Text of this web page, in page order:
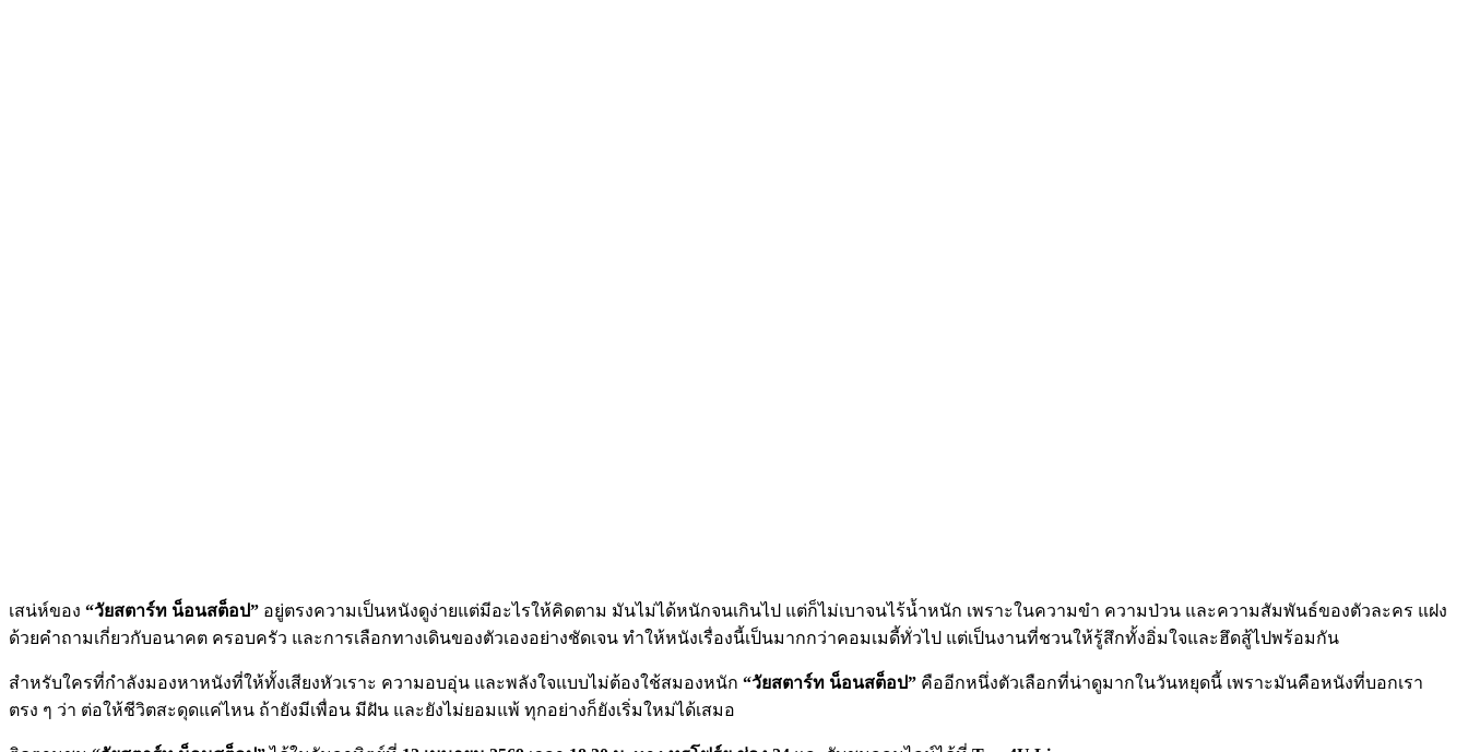
เสน่ห์ของ “วัยสตาร์ท น็อนสต็อป” อยู่ตรงความเป็นหนังดูง่ายแต่มีอะไรให้คิดตาม มันไม่ได้หนักจนเกินไป แต่ก็ไม่เบาจนไร้น้ำหนัก เพราะในความขำ ความป่วน และความสัมพันธ์ของตัวละคร แฝง
ด้วยคำถามเกี่ยวกับอนาคต ครอบครัว และการเลือกทางเดินของตัวเองอย่างชัดเจน ทำให้หนังเรื่องนี้เป็นมากกว่าคอมเมดี้ทั่วไป แต่เป็นงานที่ชวนให้รู้สึกทั้งอิ่มใจและฮึดสู้ไปพร้อมกัน
สำหรับใครที่กำลังมองหาหนังที่ให้ทั้งเสียงหัวเราะ ความอบอุ่น และพลังใจแบบไม่ต้องใช้สมองหนัก “วัยสตาร์ท น็อนสต็อป” คืออีกหนึ่งตัวเลือกที่น่าดูมากในวันหยุดนี้ เพราะมันคือหนังที่บอกเรา
ตรง ๆ ว่า ต่อให้ชีวิตสะดุดแค่ไหน ถ้ายังมีเพื่อน มีฝัน และยังไม่ยอมแพ้ ทุกอย่างก็ยังเริ่มใหม่ได้เสมอ